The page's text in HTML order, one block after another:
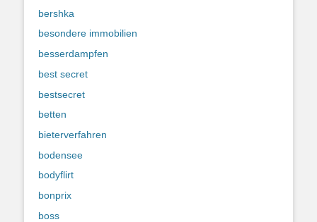
bershka
besondere immobilien
besserdampfen
best secret
bestsecret
betten
bieterverfahren
bodensee
bodyflirt
bonprix
boss